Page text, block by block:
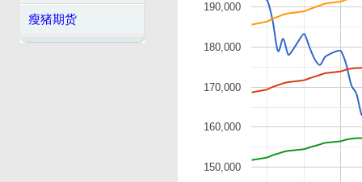
瘦猪期货
150,000
160,000
170,000
180,000
190,000